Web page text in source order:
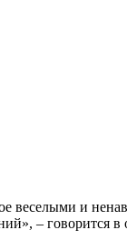
веселыми и
– говорится